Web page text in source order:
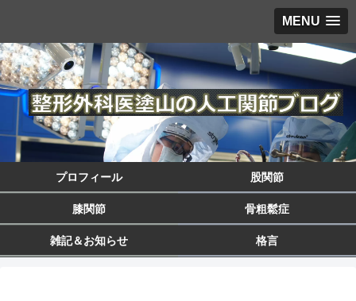
MENU
プロフィール 股関節
膝関節 骨粗鬆症
雑記＆お知らせ 格言